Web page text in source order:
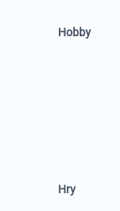
Hobby
Hry